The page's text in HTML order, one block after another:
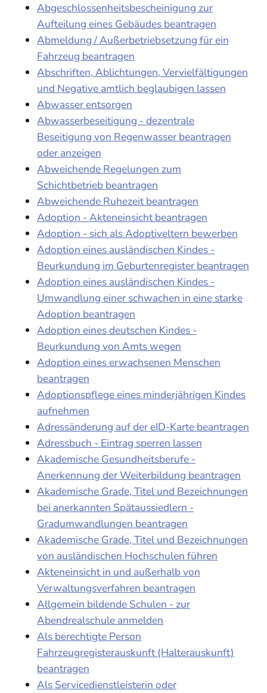
Abgeschlossenheitsbescheinigung zur
Aufteilung eines Gebäudes beantragen
Abmeldung / Außerbetriebsetzung für ein
Fahrzeug beantragen
Abschriften, Ablichtungen, Vervielfältigungen
und Negative amtlich beglaubigen lassen
Abwasser entsorgen
Abwasserbeseitigung - dezentrale
Beseitigung von Regenwasser beantragen
oder anzeigen
Abweichende Regelungen zum
Schichtbetrieb beantragen
Abweichende Ruhezeit beantragen
Adoption - Akteneinsicht beantragen
Adoption - sich als Adoptiveltern bewerben
Adoption eines ausländischen Kindes -
Beurkundung im Geburtenregister beantragen
Adoption eines ausländischen Kindes -
Umwandlung einer schwachen in eine starke
Adoption beantragen
Adoption eines deutschen Kindes -
Beurkundung von Amts wegen
Adoption eines erwachsenen Menschen
beantragen
Adoptionspflege eines minderjährigen Kindes
aufnehmen
Adressänderung auf der eID-Karte beantragen
Adressbuch - Eintrag sperren lassen
Akademische Gesundheitsberufe -
Anerkennung der Weiterbildung beantragen
Akademische Grade, Titel und Bezeichnungen
bei anerkannten Spätaussiedlern -
Gradumwandlungen beantragen
Akademische Grade, Titel und Bezeichnungen
von ausländischen Hochschulen führen
Akteneinsicht in und außerhalb von
Verwaltungsverfahren beantragen
Allgemein bildende Schulen - zur
Abendrealschule anmelden
Als berechtigte Person
Fahrzeugregisterauskunft (Halterauskunft)
beantragen
Als Servicedienstleisterin oder